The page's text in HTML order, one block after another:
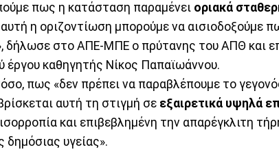
πως η κατάσταση παραμένει οριακά
αυτή η οριζοντίωση μπορούμε να αισιοδοξούμε
δήλωσε στο ΑΠΕ-ΜΠΕ ο πρύτανης του ΑΠΘ και
έργου καθηγητής Νίκος Παπαϊωάννου.
πως «δεν πρέπει να παραβλέπουμε το
αυτή τη στιγμή σε εξαιρετικά υψηλά
και επιβεβλημένη την απαρέγκλιτη
υγείας».